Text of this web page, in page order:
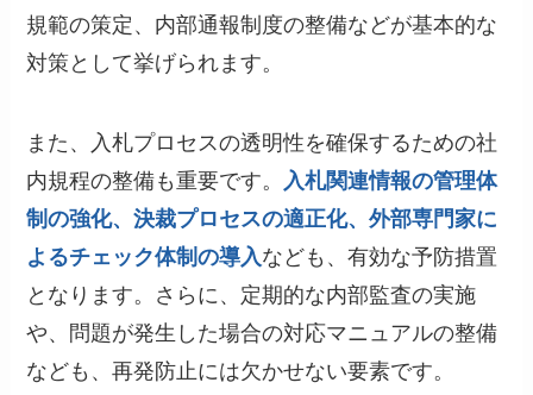
規範の策定、内部通報制度の整備などが基本的な
対策として挙げられます。
また、入札プロセスの透明性を確保するための社
内規程の整備も重要です。 入札関連情報の管理体
制の強化、決裁プロセスの適正化、外部専門家に
よるチェック体制の導入なども、有効な予防措置
となります。さらに、定期的な内部監査の実施
や、問題が発生した場合の対応マニュアルの整備
なども、再発防止には欠かせない要素です。